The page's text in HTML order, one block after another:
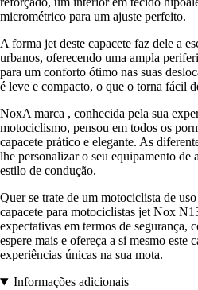
micrométrico para um ajuste perfeito.
A forma jet deste capacete faz dele a
urbanos, oferecendo uma ampla
para um conforto ótimo nas suas
é leve e compacto, o que o torna fácil
NoxA marca , conhecida pela sua
motociclismo, pensou em todos os
capacete prático e elegante. As
lhe personalizar o seu equipamento de
estilo de condução.
Quer se trate de um motociclista de
capacete para motociclistas jet Nox
expectativas em termos de segurança,
espere mais e ofereça a si mesmo este
experiências únicas na sua mota.
Informações adicionais